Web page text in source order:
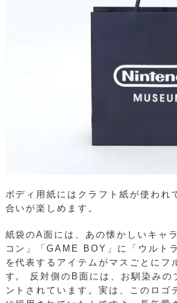
ボディ用紙にはクラフト紙が使われ
合いが楽しめます。
紙袋のA面には、あの懐かしいキャ
コン」「GAME BOY」に「ウルト
を代表するアイテムがマスごとにフ
す。
反対側のB面には、お馴染みの
ントされています。実は、このロゴ